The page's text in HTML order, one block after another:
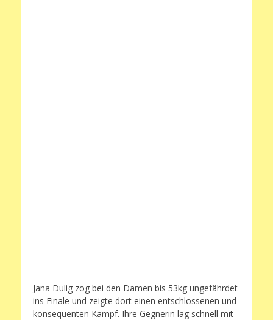
Jana Dulig zog bei den Damen bis 53kg ungefährdet
ins Finale und zeigte dort einen entschlossenen und
konsequenten Kampf. Ihre Gegnerin lag schnell mit